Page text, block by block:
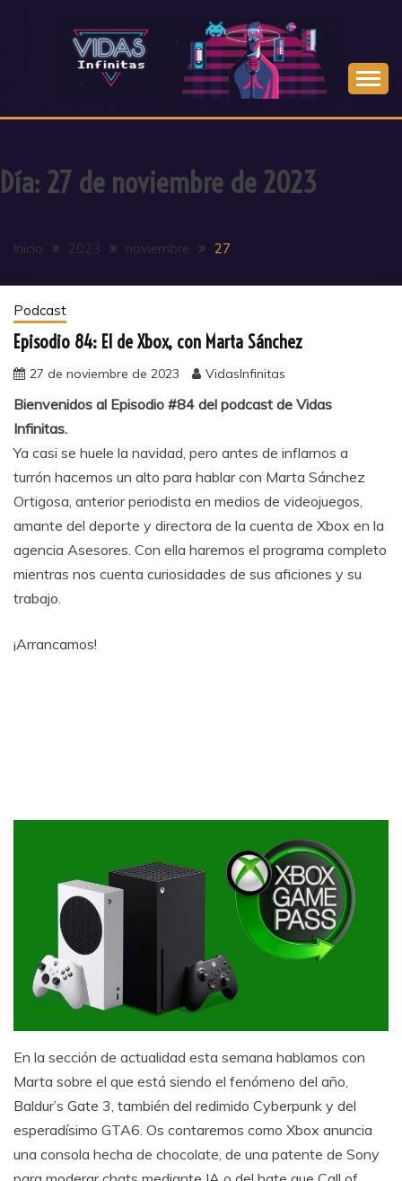
Día: 27 de noviembre de 2023
Inicio 2023 noviembre 27
Podcast
Episodio 84: El de Xbox, con Marta Sánchez
27 de noviembre de 2023 VidasInfinitas
Bienvenidos al Episodio #84 del podcast de Vidas
Infinitas.
Ya casi se huele la navidad, pero antes de inflarnos a
turrón hacemos un alto para hablar con Marta Sánchez
Ortigosa, anterior periodista en medios de videojuegos,
amante del deporte y directora de la cuenta de Xbox en la
agencia Asesores. Con ella haremos el programa completo
mientras nos cuenta curiosidades de sus aficiones y su
trabajo.
¡Arrancamos!
En la sección de actualidad esta semana hablamos con
Marta sobre el que está siendo el fenómeno del año,
Baldur’s Gate 3, también del redimido Cyberpunk y del
esperadísimo GTA6. Os contaremos como Xbox anuncia
una consola hecha de chocolate, de una patente de Sony